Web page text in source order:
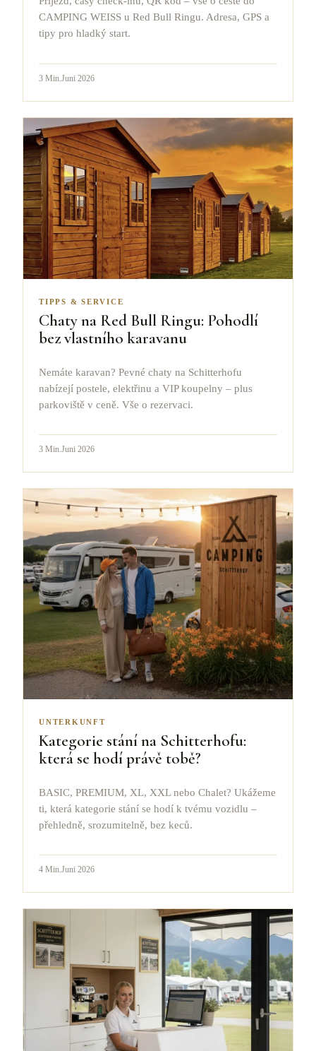
CAMPING WEISS u Red Bull Ringu. Adresa, GPS a
tipy pro hladký start.
3 Min. Juni 2026
TIPPS & SERVICE
Chaty na Red Bull Ringu: Pohodlí
bez vlastního karavanu
Nemáte karavan? Pevné chaty na Schitterhofu
nabízejí postele, elektřinu a VIP koupelny – plus
parkoviště v ceně. Vše o rezervaci.
3 Min.Juni 2026
UNTERKUNFT
Kategorie stání na Schitterhofu:
která se hodí právě tobě?
BASIC, PREMIUM, XL, XXL nebo Chalet? Ukážeme
ti, která kategorie stání se hodí k tvému vozidlu –
přehledně, srozumitelně, bez keců.
4 Min.Juni 2026